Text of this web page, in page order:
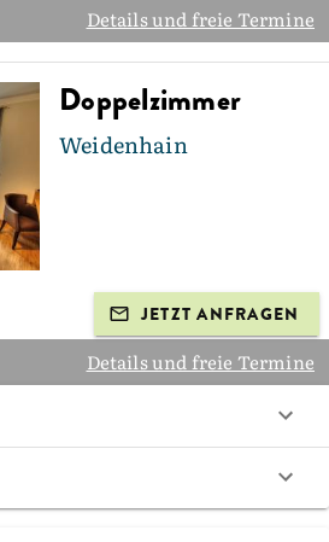
Details und freie Termine
Doppelzimmer
Weidenhain
JETZT ANFRAGEN
Details und freie Termine